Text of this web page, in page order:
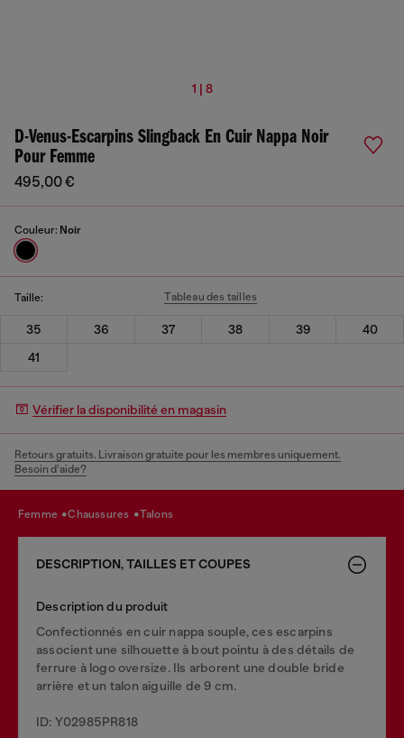
1 | 8
D-Venus-Escarpins Slingback En Cuir Nappa Noir
Pour Femme
495,00 €
Couleur: Noir
Taille: Tableau des tailles
35 36 37 38 39
40
41
Vérifier la disponibilité en magasin
Retours gratuits. Livraison gratuite pour les membres uniquement.
Besoin d’aide?
femme chaussures talons
DESCRIPTION, TAILLES ET COUPES
Description du produit
Confectionnés en cuir nappa souple, ces escarpins
associent une silhouette à bout pointu à des détails de
ferrure à logo oversize. Ils arborent une double bride
arrière et un talon aiguille de 9 cm.
ID: Y02985PR818